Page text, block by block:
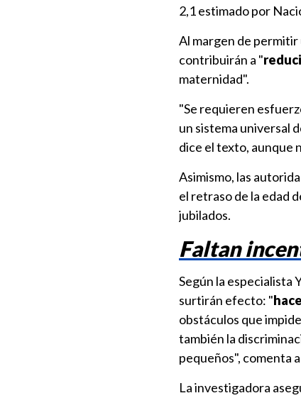
2,1 estimado por
Al margen de permitir
contribuirán a "
maternidad".
"Se requieren
un sistema universal
dice el texto, aunque
Asimismo, las
el retraso de la edad
jubilados.
Faltan
Según la especialista
surtirán efecto: "
obstáculos que
también la
pequeños", comenta
La investigadora